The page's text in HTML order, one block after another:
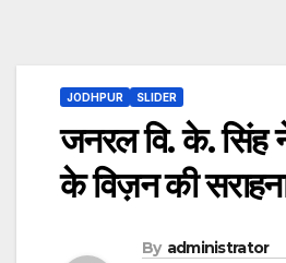
JODHPUR SLIDER
जनरल वि. के. सिंह ने
के विज़न की
By administrator